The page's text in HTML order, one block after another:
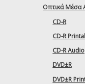
Οπτικά Μέσα
CD-R
CD-R
CD-R Audio
DVD±R
DVD±R